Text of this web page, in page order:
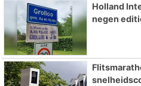
Holland
negen